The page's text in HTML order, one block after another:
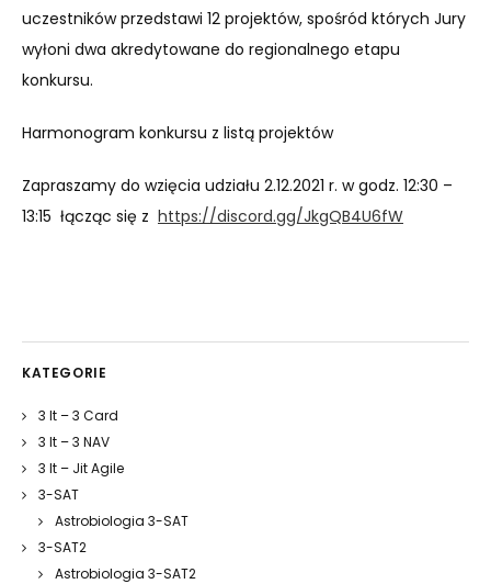
uczestników przedstawi 12 projektów, spośród których Jury
wyłoni dwa akredytowane do regionalnego etapu
konkursu.
Harmonogram konkursu z listą projektów
Zapraszamy do wzięcia udziału 2.12.2021 r. w godz. 12:30 –
13:15 łącząc się z https://discord.gg/JkgQB4U6fW
KATEGORIE
3 It – 3 Card
3 It – 3 NAV
3 It – Jit Agile
3-SAT
Astrobiologia 3-SAT
3-SAT2
Astrobiologia 3-SAT2